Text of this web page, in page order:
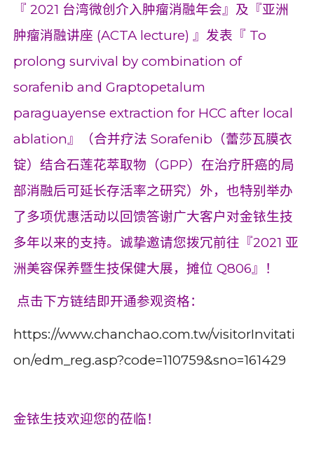
『 2021 台湾微创介入肿瘤消融年会』及『亚洲
肿瘤消融讲座 (ACTA lecture) 』发表『 To
prolong survival by combination of
sorafenib and Graptopetalum
paraguayense extraction for HCC after local
ablation』（合并疗法 Sorafenib（蕾莎瓦膜衣
锭）结合石莲花萃取物（GPP）在治疗肝癌的局
部消融后可延长存活率之研究）外，也特别举办
了多项优惠活动以回馈答谢广大客户对金铱生技
多年以来的支持。诚挚邀请您拨冗前往『2021 亚
洲美容保养暨生技保健大展，摊位 Q806』！
点击下方链结即开通参观资格：
https://www.chanchao.com.tw/visitorInvitati
on/edm_reg.asp?code=110759&sno=161429
金铱生技欢迎您的莅临！